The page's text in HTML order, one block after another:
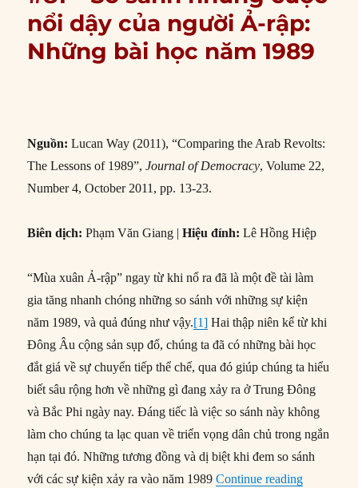
nổi dậy của người Ả-rập:
Những bài học năm 1989
Nguồn: Lucan Way (2011), “Comparing the Arab Revolts:
The Lessons of 1989”,Journal of Democracy, Volume 22,
Number 4, October 2011, pp. 13-23.
Biên dịch: Phạm Văn Giang |Hiệu đính: Lê Hồng Hiệp
“Mùa xuân Ả-rập” ngay từ khi nổ ra đã là một đề tài làm
gia tăng nhanh chóng những so sánh với những sự kiện
năm 1989, và quả đúng như vậy.[1] Hai thập niên kể từ khi
Đông Âu cộng sản sụp đổ, chúng ta đã có những bài học
đắt giá về sự chuyển tiếp thể chế, qua đó giúp chúng ta hiểu
biết sâu rộng hơn về những gì đang xảy ra ở Trung Đông
và Bắc Phi ngày nay. Đáng tiếc là việc so sánh này không
làm cho chúng ta lạc quan về triển vọng dân chủ trong ngắn
hạn tại đó. Những tương đồng và dị biệt khi đem so sánh
với các sự kiện xảy ra vào năm 1989Continue reading“#81 –